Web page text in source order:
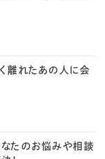
く離れたあの人に会
なたのお悩みや相談